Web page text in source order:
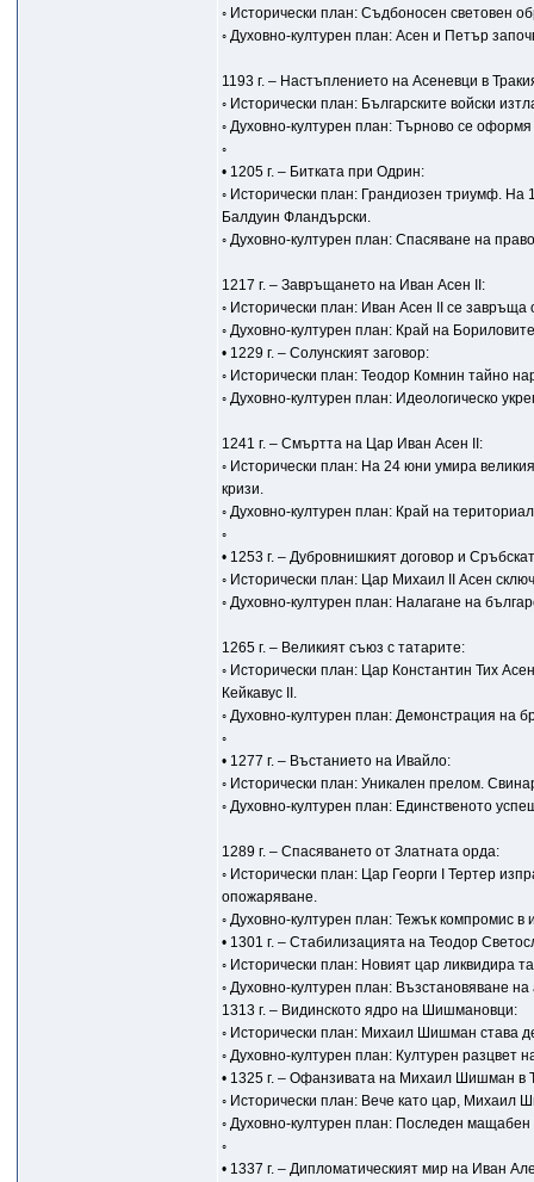
◦ Исторически план: Съдбоносен световен
◦ Духовно-културен план: Асен и Петър
1193 г. – Настъплението на Асеневци в
◦ Исторически план: Българските войски
◦ Духовно-културен план: Търново се
◦
• 1205 г. – Битката при Одрин:
◦ Исторически план: Грандиозен триумф.
Балдуин Фландърски.
◦ Духовно-културен план: Спасяване на
1217 г. – Завръщането на Иван Асен II:
◦ Исторически план: Иван Асен II се
◦ Духовно-културен план: Край на
• 1229 г. – Солунският заговор:
◦ Исторически план: Теодор Комнин тайно
◦ Духовно-културен план: Идеологическо
1241 г. – Смъртта на Цар Иван Асен II:
◦ Исторически план: На 24 юни умира
кризи.
◦ Духовно-културен план: Край на
◦
• 1253 г. – Дубровнишкият договор и
◦ Исторически план: Цар Михаил II Асен
◦ Духовно-културен план: Налагане на
1265 г. – Великият съюз с татарите:
◦ Исторически план: Цар Константин Тих
Кейкавус II.
◦ Духовно-културен план: Демонстрация на
◦
• 1277 г. – Въстанието на Ивайло:
◦ Исторически план: Уникален прелом.
◦ Духовно-културен план: Единственото
1289 г. – Спасяването от Златната орда:
◦ Исторически план: Цар Георги I Тертер
опожаряване.
◦ Духовно-културен план: Тежък компромис
• 1301 г. – Стабилизацията на Теодор
◦ Исторически план: Новият цар ликвидира
◦ Духовно-културен план: Възстановяване
1313 г. – Видинското ядро на Шишмановци:
◦ Исторически план: Михаил Шишман става
◦ Духовно-културен план: Културен
• 1325 г. – Офанзивата на Михаил Шишман в
◦ Исторически план: Вече като цар, Михаил
◦ Духовно-културен план: Последен
◦
• 1337 г. – Дипломатическият мир на Иван